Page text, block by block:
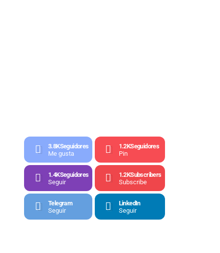
3.8KSeguidores
Me gusta
1.2KSeguidores
Pin
1.4KSeguidores
Seguir
1.2KSubscribers
Subscribe
Telegram
Seguir
LinkedIn
Seguir